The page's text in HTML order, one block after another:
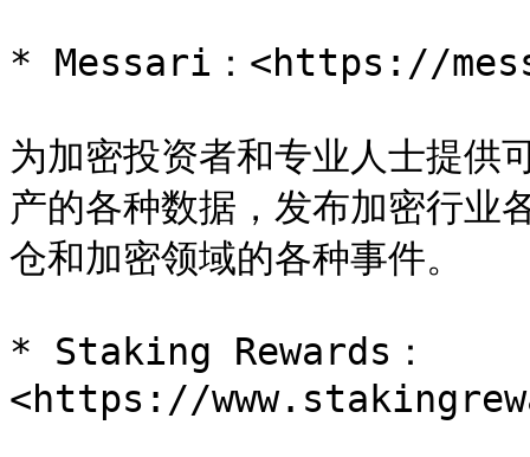
* Messari：<https://
为加密投资者和专业人士提供
产的各种数据，发布加密行业
仓和加密领域的各种事件。
* Staking Rewards：
<https://